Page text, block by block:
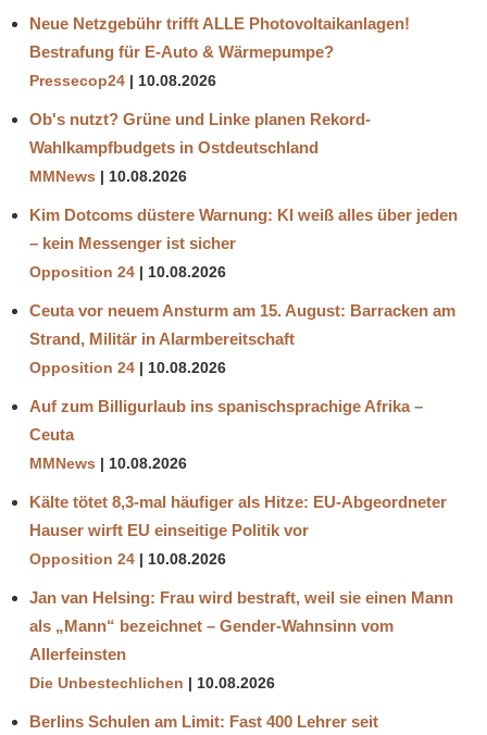
Neue Netzgebühr trifft ALLE Photovoltaikanlagen!
Bestrafung für E-Auto & Wärmepumpe?
Pressecop24 10.08.2026
Ob's nutzt? Grüne und Linke planen Rekord-
Wahlkampfbudgets in Ostdeutschland
MMNews 10.08.2026
Kim Dotcoms düstere Warnung: KI weiß alles über jeden
– kein Messenger ist sicher
Opposition 24 10.08.2026
Ceuta vor neuem Ansturm am 15. August: Barracken am
Strand, Militär in Alarmbereitschaft
Opposition 24 10.08.2026
Auf zum Billigurlaub ins spanischsprachige Afrika –
Ceuta
MMNews 10.08.2026
Kälte tötet 8,3-mal häufiger als Hitze: EU-Abgeordneter
Hauser wirft EU einseitige Politik vor
Opposition 24 10.08.2026
Jan van Helsing: Frau wird bestraft, weil sie einen Mann
als „Mann“ bezeichnet – Gender-Wahnsinn vom
Allerfeinsten
Die Unbestechlichen 10.08.2026
Berlins Schulen am Limit: Fast 400 Lehrer seit